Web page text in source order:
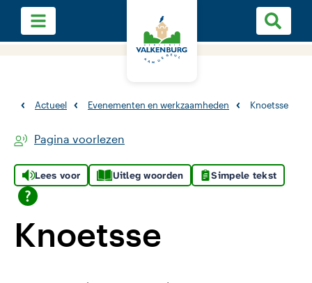
Actueel Evenementen en werkzaamheden Knoetsse
Pagina voorlezen
Lees voor Uitleg woorden Simpele tekst
Knoetsse